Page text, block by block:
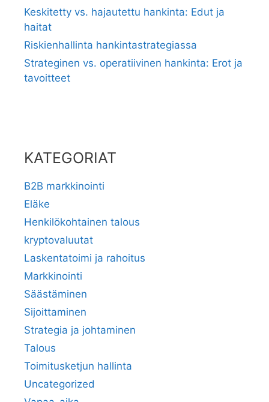
Keskitetty vs. hajautettu hankinta: Edut ja
haitat
Riskienhallinta hankintastrategiassa
Strateginen vs. operatiivinen hankinta: Erot ja
tavoitteet
KATEGORIAT
B2B markkinointi
Eläke
Henkilökohtainen talous
kryptovaluutat
Laskentatoimi ja rahoitus
Markkinointi
Säästäminen
Sijoittaminen
Strategia ja johtaminen
Talous
Toimitusketjun hallinta
Uncategorized